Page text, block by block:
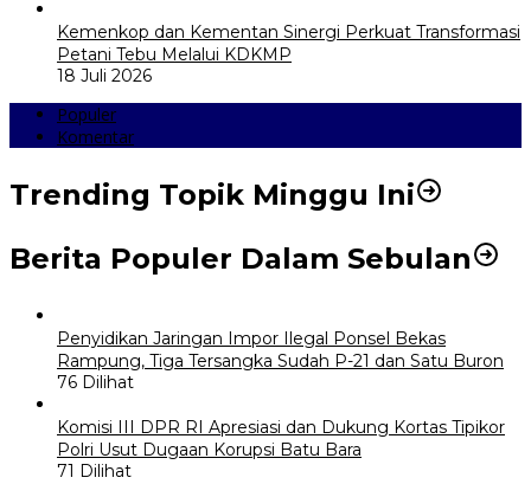
Kemenkop dan Kementan Sinergi Perkuat Transformasi
Petani Tebu Melalui KDKMP
18 Juli 2026
Populer
Komentar
Trending Topik Minggu Ini
Berita Populer Dalam Sebulan
Penyidikan Jaringan Impor Ilegal Ponsel Bekas
Rampung, Tiga Tersangka Sudah P-21 dan Satu Buron
76 Dilihat
Komisi III DPR RI Apresiasi dan Dukung Kortas Tipikor
Polri Usut Dugaan Korupsi Batu Bara
71 Dilihat